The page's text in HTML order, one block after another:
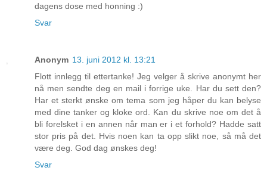
dagens dose med honning :)
Svar
Anonym 13. juni 2012 kl. 13:21
Flott innlegg til ettertanke! Jeg velger å skrive anonymt her
nå men sendte deg en mail i forrige uke. Har du sett den?
Har et sterkt ønske om tema som jeg håper du kan belyse
med dine tanker og kloke ord. Kan du skrive noe om det å
bli forelsket i en annen når man er i et forhold? Hadde satt
stor pris på det. Hvis noen kan ta opp slikt noe, så må det
være deg. God dag ønskes deg!
Svar